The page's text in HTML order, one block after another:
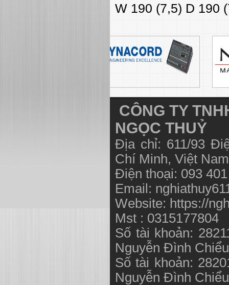
W 190 (7,5) D 190
CÔNG TY
NGỌC THUỶ
Địa chỉ: 611/93
Chí Minh, Việt
Điện thoại: 093
Email:
Website: https://
Mst : 0315177804
Số tài khoản:
Nguyễn Đình
Số tài khoản:
Nguyễn Đình